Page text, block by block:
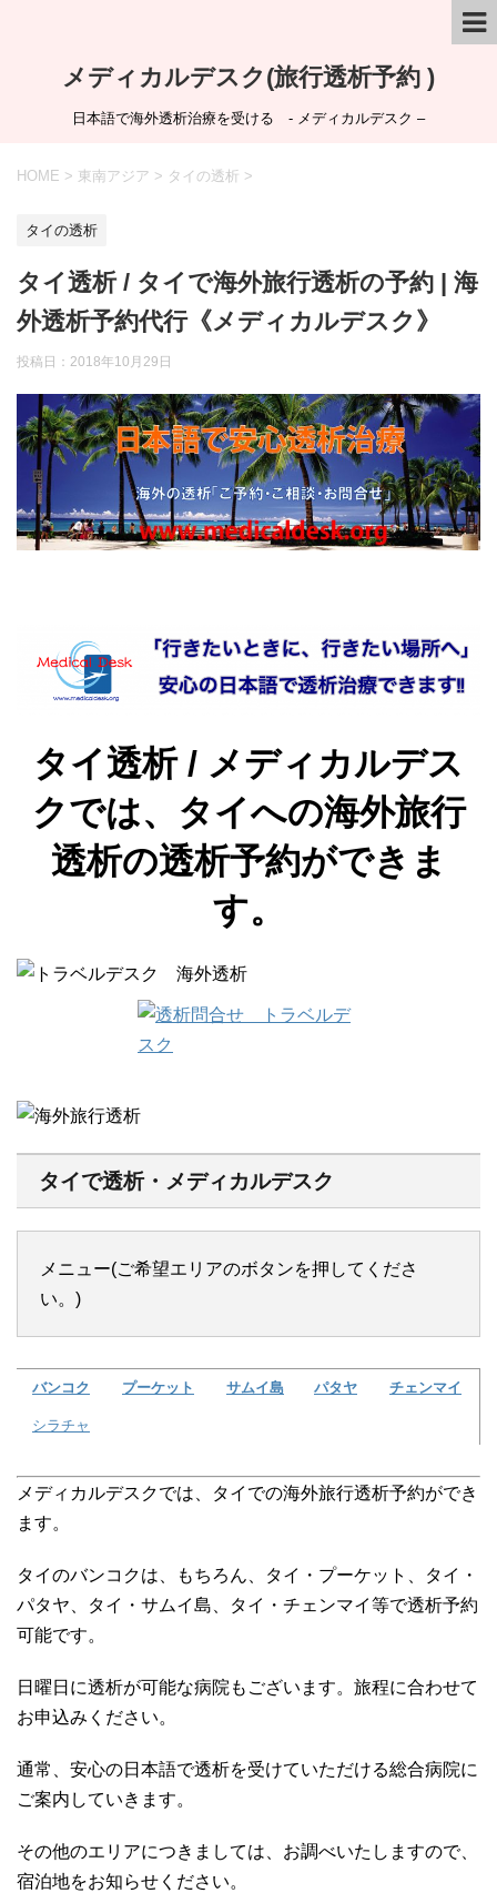
メディカルデスク(旅行透析予約 )
日本語で海外透析治療を受ける - メディカルデスク –
HOME > 東南アジア > タイの透析 >
タイの透析
タイ透析 / タイで海外旅行透析の予約 | 海
外透析予約代行《メディカルデスク》
投稿日： 2018年10月29日
タイ透析 / メディカルデス
クでは、タイへの海外旅行
透析の透析予約ができま
す。
タイで透析・メディカルデスク
メニュー(ご希望エリアのボタンを押してくださ
い。)
バンコク プーケット サムイ島 パタヤ チェンマイ
シラチャ
メディカルデスクでは、タイでの海外旅行透析予約ができ
ます。
タイのバンコクは、もちろん、タイ・プーケット、タイ・
パタヤ、タイ・サムイ島、タイ・チェンマイ等で透析予約
可能です。
日曜日に透析が可能な病院もございます。旅程に合わせて
お申込みください。
通常、安心の日本語で透析を受けていただける総合病院に
ご案内していきます。
その他のエリアにつきましては、お調べいたしますので、
宿泊地をお知らせください。